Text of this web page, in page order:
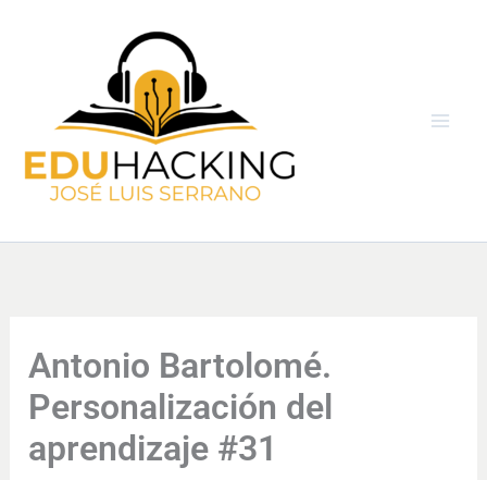
Antonio Bartolomé.
Personalización del
aprendizaje #31